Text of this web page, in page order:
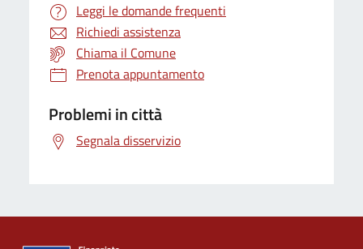
Leggi le domande frequenti
Richiedi assistenza
Chiama il Comune
Prenota appuntamento
Problemi in città
Segnala disservizio